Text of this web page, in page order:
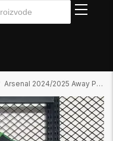
Arsenal 2024/2025 Away Player Verzija